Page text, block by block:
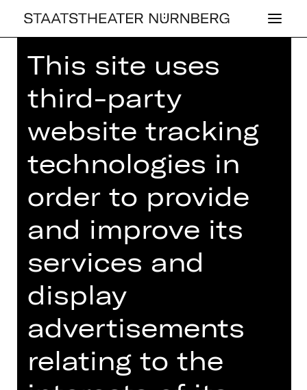
Home >25/26 Programme>
CONCERT,PLUS
PRO­BEN­EIN­BLICK
JU­GEND­OR­CHES­
TER
Sunday, 14/06/2026
01.00 PM - 04.00 PM
Public Rehearsal
PB06
This site uses
third-party
website tracking
technologies in
order to provide
and improve its
services and
display
advertisements
relating to the